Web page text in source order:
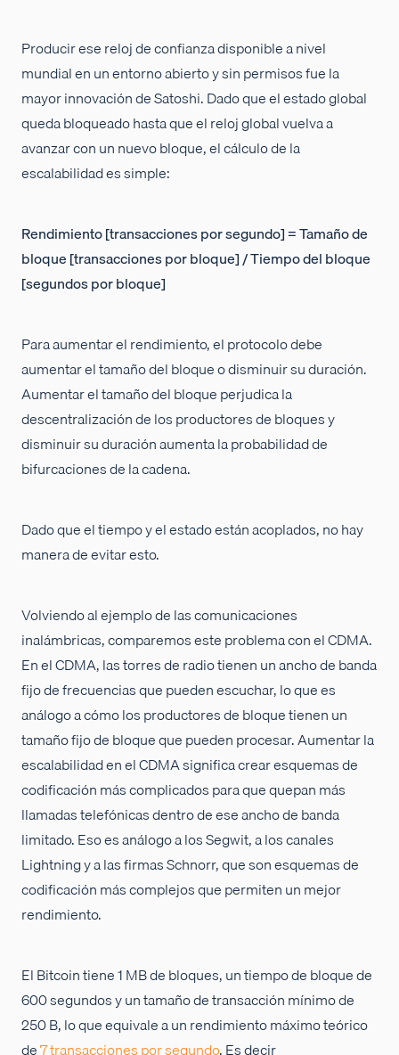
Producir ese reloj de confianza disponible a nivel
mundial en un entorno abierto y sin permisos fue la
mayor innovación de Satoshi. Dado que el estado global
queda bloqueado hasta que el reloj global vuelva a
avanzar con un nuevo bloque, el cálculo de la
escalabilidad es simple:
Rendimiento [transacciones por segundo] = Tamaño de
bloque [transacciones por bloque] / Tiempo del bloque
[segundos por bloque]
Para aumentar el rendimiento, el protocolo debe
aumentar el tamaño del bloque o disminuir su duración.
Aumentar el tamaño del bloque perjudica la
descentralización de los productores de bloques y
disminuir su duración aumenta la probabilidad de
bifurcaciones de la cadena.
Dado que el tiempo y el estado están acoplados, no hay
manera de evitar esto.
Volviendo al ejemplo de las comunicaciones
inalámbricas, comparemos este problema con el CDMA.
En el CDMA, las torres de radio tienen un ancho de banda
fijo de frecuencias que pueden escuchar, lo que es
análogo a cómo los productores de bloque tienen un
tamaño fijo de bloque que pueden procesar. Aumentar la
escalabilidad en el CDMA significa crear esquemas de
codificación más complicados para que quepan más
llamadas telefónicas dentro de ese ancho de banda
limitado. Eso es análogo a los Segwit, a los canales
Lightning y a las firmas Schnorr, que son esquemas de
codificación más complejos que permiten un mejor
rendimiento.
El Bitcoin tiene 1 MB de bloques, un tiempo de bloque de
600 segundos y un tamaño de transacción mínimo de
250 B, lo que equivale a un rendimiento máximo teórico
de7 transacciones por segundo. Es decir